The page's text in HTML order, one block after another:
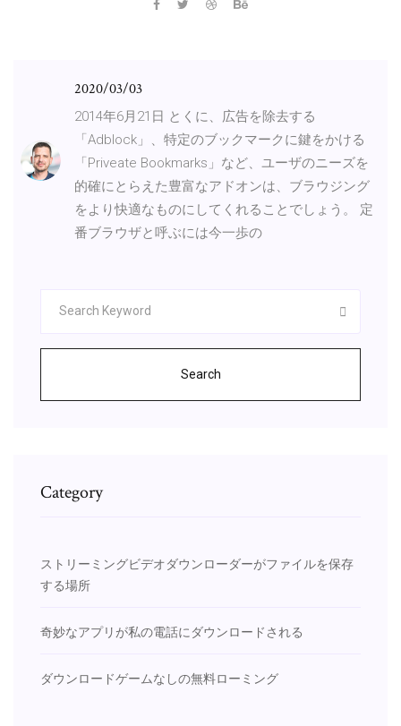
2020/03/03
2014年6月21日 とくに、広告を除去する
「Adblock」、特定のブックマークに鍵をかける
「Priveate Bookmarks」など、ユーザのニーズを
的確にとらえた豊富なアドオンは、ブラウジング
をより快適なものにしてくれることでしょう。 定
番ブラウザと呼ぶには今一歩の
Search
Category
ストリーミングビデオダウンローダーがファイルを保存
する場所
奇妙なアプリが私の電話にダウンロードされる
ダウンロードゲームなしの無料ローミング